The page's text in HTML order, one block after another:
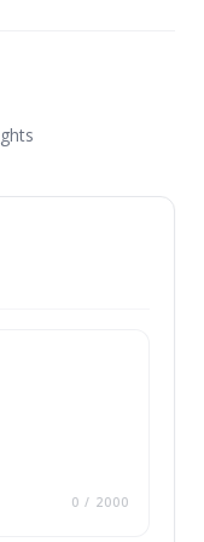
sources point
more"
0 / 2000